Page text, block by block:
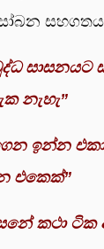
සාසනයට
නැහැ”
ඉන්න
එකෙක්”
කථා ටික